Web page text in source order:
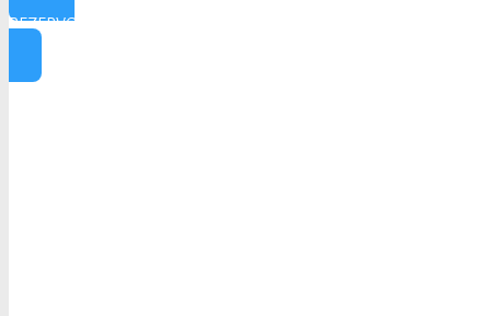
REZERVOVAŤ TERMÍN ZA ZVÝHODNENÚ CENU